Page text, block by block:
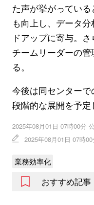
た声が挙がってい
も向上し、データ
ドアップに寄与。
チームリーダーの
る。
今後は同センター
段階的な展開を予定
2025年08月01日 07時00分
2025年08月01日 07時
業務効率化
おすすめ記事